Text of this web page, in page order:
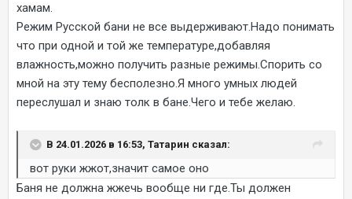
хамам.
Режим Русской бани не все выдерживают.Надо понимать
что при одной и той же температуре,добавляя
влажность,можно получить разные режимы.Спорить со
мной на эту тему бесполезно.Я много умных людей
переслушал и знаю толк в бане.Чего и тебе желаю.
В 24.01.2026 в 16:53, Татарин сказал:
вот руки жжот,значит самое оно
Баня не должна жжечь вообще ни где.Ты должен